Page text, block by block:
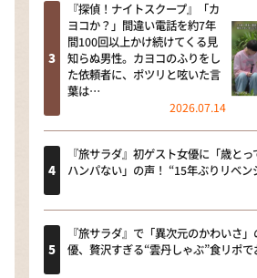
『探偵！ナイトスクープ』「カ
ヨコか？」間違い電話を約7年
間100回以上かけ続けてくる見
知らぬ男性。カヨコのふりをし
た依頼者に、ポツリと呟いた言
葉は…
2026.07.14
『旅サラダ』初ゲスト女優に「歳と
ハンパない」の声！ “15年ぶりリベ
『旅サラダ』で「異次元のかわいさ
優、贅沢すぎる“雲丹しゃぶ”食リポ